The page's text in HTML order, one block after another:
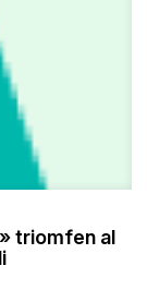
triomfen al